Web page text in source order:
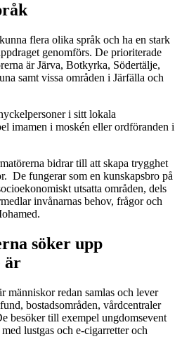
flera olika språk och ha en stark
genomförs. De prioriterade
är Järva, Botkyrka, Södertälje,
samt vissa områden i Järfälla och
i sitt lokala
imamen i moskén eller ordföranden i
bidrar till att skapa trygghet
De fungerar som en kunskapsbro på
utsatta områden, dels
invånarnas behov, frågor och
söker upp
är
människor redan samlas och lever
bostadsområden, vårdcentraler
besöker till exempel ungdomsevent
lustgas och e-cigarretter och